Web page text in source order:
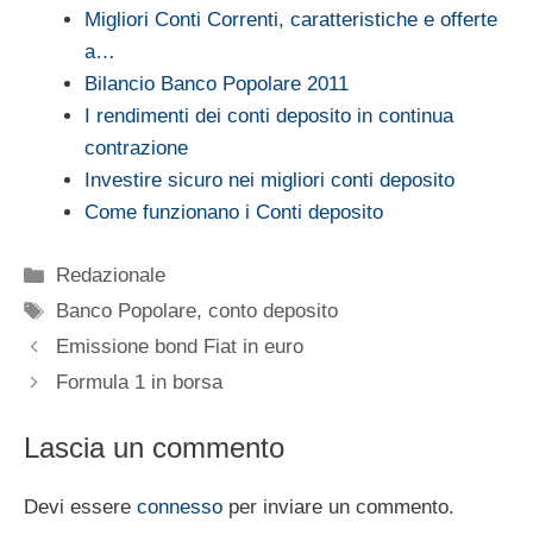
Migliori Conti Correnti, caratteristiche e offerte
a…
Bilancio Banco Popolare 2011
I rendimenti dei conti deposito in continua
contrazione
Investire sicuro nei migliori conti deposito
Come funzionano i Conti deposito
Categorie
Redazionale
Tag
Banco Popolare,conto deposito
Emissione bond Fiat in euro
Formula 1 in borsa
Lascia un commento
Devi essere connesso per inviare un commento.